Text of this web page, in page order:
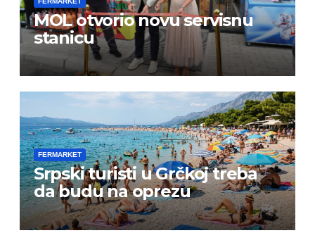
MOL otvorio novu servisnu
stanicu
FERMARKET
Srpski turisti u Grčkoj treba
da budu na oprezu